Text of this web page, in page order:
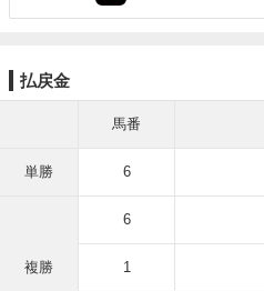
払戻金
馬番
単勝 6
複勝
6
1